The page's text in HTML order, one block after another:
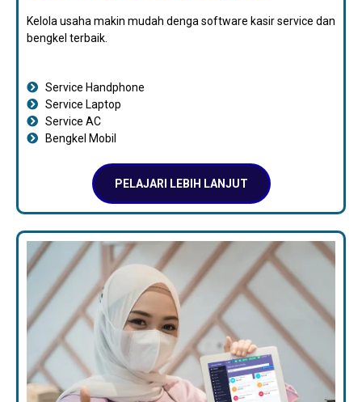
Kelola usaha makin mudah denga software kasir service dan
bengkel terbaik.
Service Handphone
Service Laptop
Service AC
Bengkel Mobil
PELAJARI LEBIH LANJUT